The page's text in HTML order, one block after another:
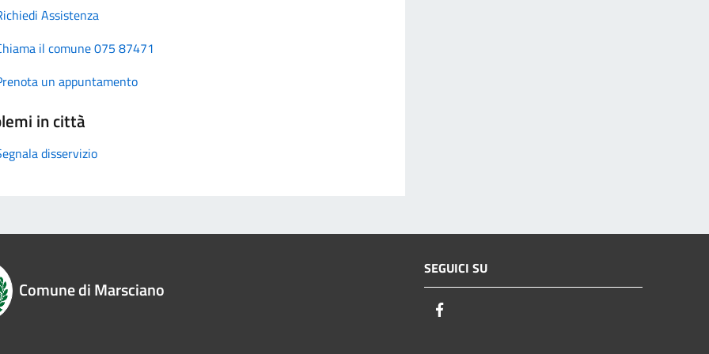
Assistenza
il comune 075 87471
un appuntamento
in città
disservizio
Comune di Marsciano
SEGUICI SU